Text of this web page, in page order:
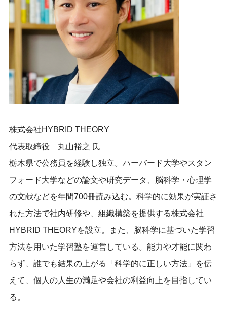
株式会社HYBRID THEORY
代表取締役 丸山裕之 氏
栃木県で公務員を経験し独立。 ハーバード大学やスタン
フォード大学などの論文や研究データ、
脳科学・心理学
の文献などを年間700冊読み込む。 科学的に効果が実証さ
れた方法で社内研修や、 組織構築を提供する株式会社
HYBRID THEORYを設立。また、
脳科学に基づいた学習
方法を用いた学習塾を運営している。 能力や才能に関わ
らず、誰でも結果の上がる「 科学的に正しい方法」を伝
えて、 個人の人生の満足や会社の利益向上を目指してい
る。